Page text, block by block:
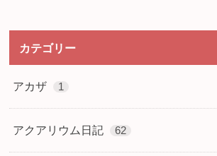
カテゴリー
アカザ 1
アクアリウム日記 62